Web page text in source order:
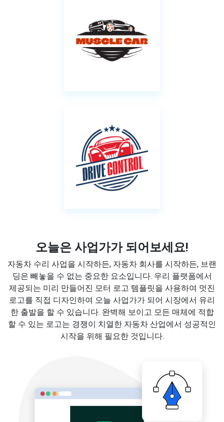
오늘은 사업가가 되어보세요!
자동차 수리 사업을 시작하든, 자동차 회사를 시작하든, 브랜
딩은 빼놓을 수 없는 중요한 요소입니다. 우리 플랫폼에서
제공되는 미리 만들어진 모터 로고 템플릿을 사용하여 멋진
로고를 직접 디자인하여 오늘 사업가가 되어 시장에서 유리
한 출발을 할 수 있습니다. 완벽해 보이고 모든 매체에 적합
할 수 있는 로고는 경쟁이 치열한 자동차 산업에서 성공적인
시작을 위해 필요한 것입니다.